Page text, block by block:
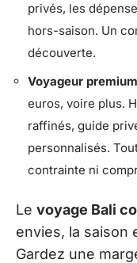
privés, les
hors-saison. Un
découverte.
Voyageur premium
euros, voire plus.
raffinés, guide
personnalisés.
contrainte ni
Le voyage Bali
envies, la saison
Gardez une